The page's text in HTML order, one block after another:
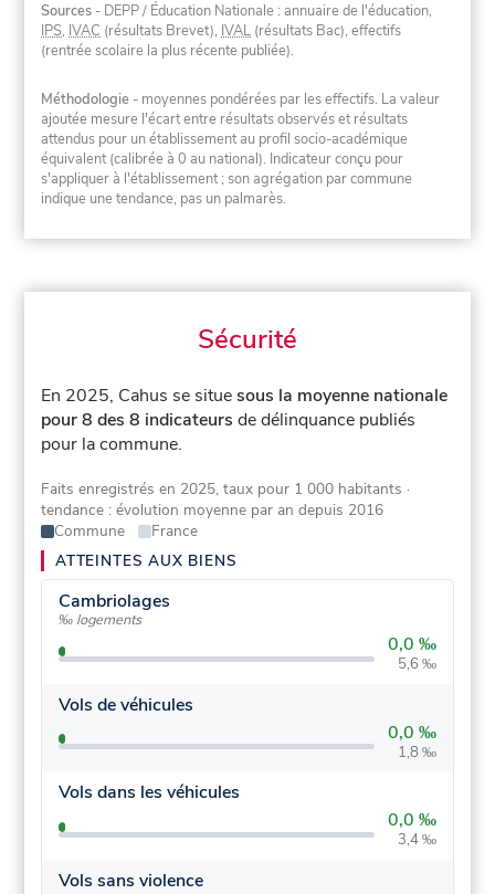
Sources - DEPP / Éducation Nationale : annuaire de l'éducation,
IPS, IVAC (résultats Brevet), IVAL (résultats Bac), effectifs
(rentrée scolaire la plus récente publiée).
Méthodologie - moyennes pondérées par les effectifs. La valeur
ajoutée mesure l'écart entre résultats observés et résultats
attendus pour un établissement au profil socio-académique
équivalent (calibrée à 0 au national). Indicateur conçu pour
s'appliquer à l'établissement ; son agrégation par commune
indique une tendance, pas un palmarès.
Sécurité
En 2025, Cahus se situesous la moyenne nationale
pour 8 des 8 indicateurs de délinquance publiés
pour la commune.
Faits enregistrés en 2025, taux pour 1 000 habitants ·
tendance : évolution moyenne par an depuis 2016
Commune
France
ATTEINTES AUX BIENS
Cambriolages
‰ logements
0,0 ‰
5,6 ‰
Vols de véhicules
0,0 ‰
1,8 ‰
Vols dans les véhicules
0,0 ‰
3,4 ‰
Vols sans violence